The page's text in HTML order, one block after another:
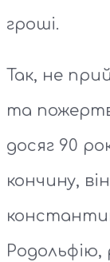
гроші.
Так, не
та
досяг 90
кончину,